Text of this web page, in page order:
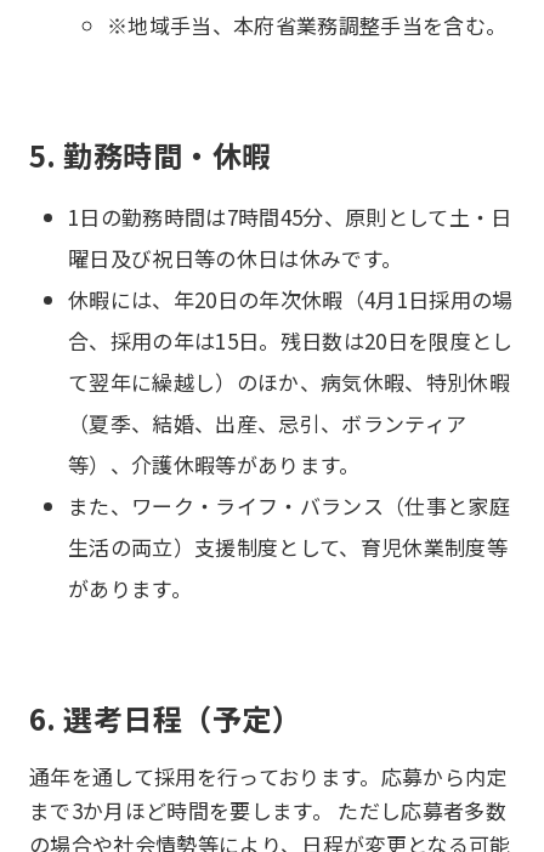
※地域手当、本府省業務調整手当を含む。
5. 勤務時間・休暇
1日の勤務時間は7時間45分、原則として土・日
曜日及び祝日等の休日は休みです。
休暇には、年20日の年次休暇（4月1日採用の場
合、採用の年は15日。残日数は20日を限度とし
て翌年に繰越し）のほか、病気休暇、特別休暇
（夏季、結婚、出産、忌引、ボランティア
等）、介護休暇等があります。
また、ワーク・ライフ・バランス（仕事と家庭
生活の両立）支援制度として、育児休業制度等
があります。
6. 選考日程（予定）
通年を通して採用を行っております。応募から内定
まで3か月ほど時間を要します。 ただし応募者多数
の場合や社会情勢等により、日程が変更となる可能